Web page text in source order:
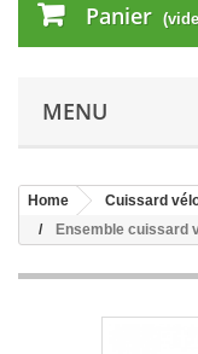
Panier
MENU
Home
Cuissard
Ensemble cuissard